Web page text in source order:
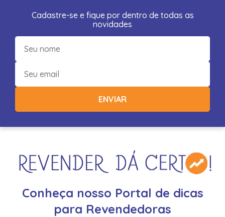
Cadastre-se e fique por dentro de todas as
novidades
ENVIAR
Conheça nosso Portal de dicas
para Revendedoras